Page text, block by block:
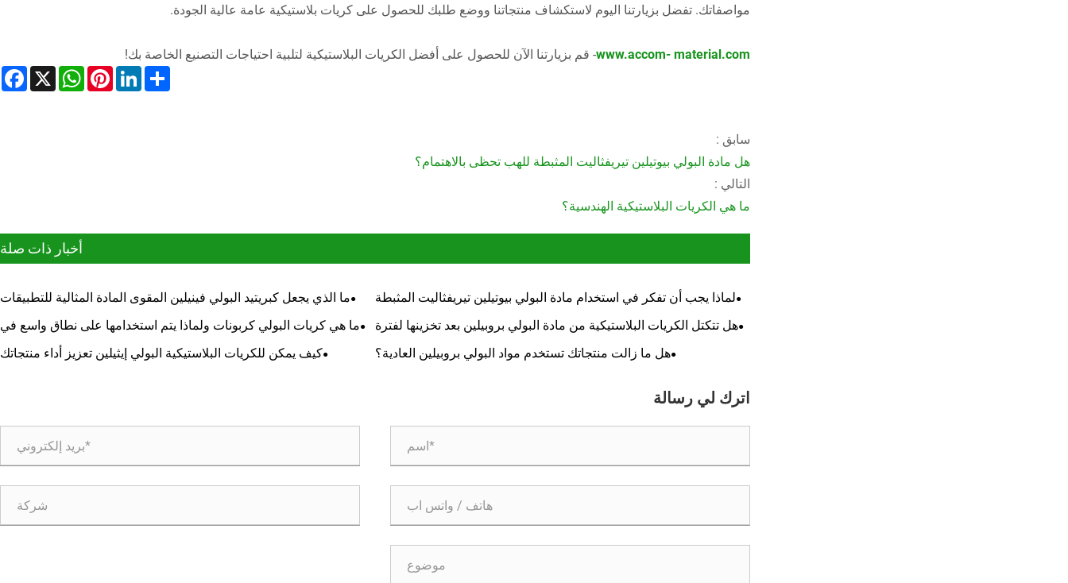
مواصفاتك. تفضل بزيارتنا اليوم لاستكشاف منتجاتنا ووضع طلبك للحصول على كريات بلاستيكية عامة عالية الجودة.
www.accom- material.com- قم بزيارتنا الآن للحصول على أفضل الكريات البلاستيكية لتلبية احتياجات التصنيع الخاصة بك!
X
WhatsAppPinterestLinkedIn Share
سابق :
هل مادة البولي بيوتيلين تيريفثاليت المثبطة للهب تحظى بالاهتمام؟
التالي :
ما هي الكريات البلاستيكية الهندسية؟
أخبار ذات صلة
ما الذي يجعل كبريتيد البولي فينيلين المقوى المادة المثالية للتطبيقات
عالية الأداء
لماذا يجب أن تفكر في استخدام مادة البولي بيوتيلين تيريفثاليت المثبطة
للهب في تطبيقاتك الصناعية
ما هي كريات البولي كربونات ولماذا يتم استخدامها على نطاق واسع في
مختلف الصناعات
هل تتكتل الكريات البلاستيكية من مادة البولي بروبيلين بعد تخزينها لفترة
طويلة؟
كيف يمكن للكريات البلاستيكية البولي إيثيلين تعزيز أداء منتجاتك
هل ما زالت منتجاتك تستخدم مواد البولي بروبيلين العادية؟
اترك لي رسالة